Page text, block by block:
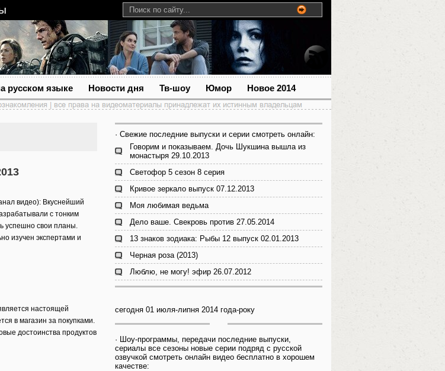
русском языке Новости дня Тв-шоу Юмор Новое 2014
видео): Вкуснейший
с тонким
успешно свои планы.
изучен экспертами и
настоящей
в магазин за покупками.
достоинства продуктов
· Свежие последние выпуски и серии смотреть онлайн:
Говорим и показываем. Дочь Шукшина вышла из
монастыря 29.10.2013
Светофор 5 сезон 8 серия
Кривое зеркало выпуск 07.12.2013
Моя любимая ведьма
Дело ваше. Свекровь против 27.05.2014
13 знаков зодиака: Рыбы 12 выпуск 02.01.2013
Черная роза (2013)
Люблю, не могу! эфир 26.07.2012
сегодня 01 июля-липня 2014 года-року
· Шоу-программы, передачи последние выпуски,
сериалы все сезоны новые серии подряд с русской
озвучкой смотреть онлайн видео бесплатно в хорошем
качестве: